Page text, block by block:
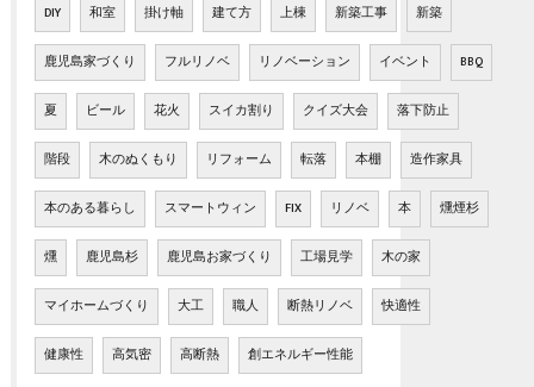
DIY 和室 掛け軸 建て方 上棟 新築工事 新築
鹿児島家づくり フルリノベ リノベーション イベント BBQ
夏 ビール 花火 スイカ割り クイズ大会 落下防止
階段 木のぬくもり リフォーム 転落 本棚 造作家具
本のある暮らし スマートウィン FIX リノベ 本 燻煙杉
燻 鹿児島杉 鹿児島お家づくり 工場見学 木の家
マイホームづくり 大工 職人 断熱リノベ 快適性
健康性 高気密 高断熱 創エネルギー性能